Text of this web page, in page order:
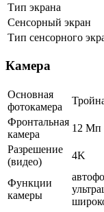
Тип экрана
Сенсорный экран
Тип сенсорного
Камера
Основная
фотокамера
Фронтальная
камера
12 Мп
Разрешение
(видео)
4K
Функции
камеры